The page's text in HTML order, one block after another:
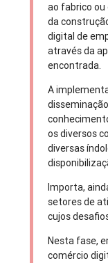
ao fabrico
da
digital de
através da
encontrada.
A
os diversos
diversas
Importa,
setores de
cujos
Nesta fase,
comércio